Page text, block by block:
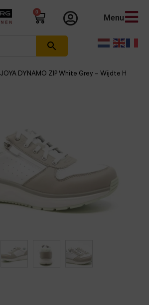
0
Menu
JOYA DYNAMO ZIP White Grey – Wijdte H